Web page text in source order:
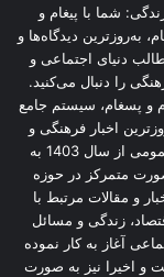
شما با پیغام و
به‌روزترین دیدگاه‌ها و
دنیای اجتماعی و
را دنبال می‌کنید.
و پسغام، سیستم جامع
اخبار فرهنگی و
عمومی از سال 1403 به
متمرکز در حوزه
و مقالات مرتبط با
زندگی و مسائل
آغاز به کار نموده
و اخیرا نیز به صورت